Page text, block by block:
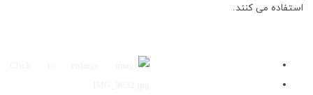
استفاده می کنند.